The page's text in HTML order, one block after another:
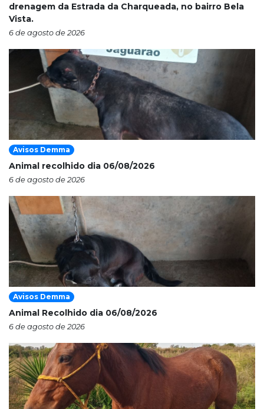
drenagem da Estrada da Charqueada, no bairro Bela
Vista.
6 de agosto de 2026
Avisos Demma
Animal recolhido dia 06/08/2026
6 de agosto de 2026
Avisos Demma
Animal Recolhido dia 06/08/2026
6 de agosto de 2026